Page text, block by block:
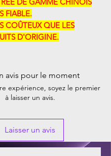
DE GAMME CHINOIS
FIABLE.
COÛTEUX QUE LES
D'ORIGINE.
avis pour le moment
expérience, soyez le premier
à laisser un avis.
Laisser un avis